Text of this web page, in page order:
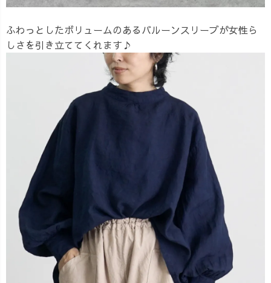
ふわっとしたボリュームのあるバルーンスリーブが女性ら
しさを引き立ててくれます♪